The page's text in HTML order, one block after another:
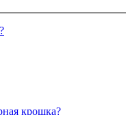
крошка?